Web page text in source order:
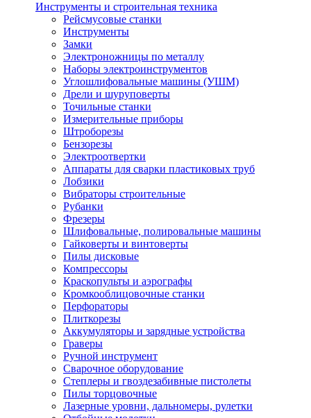
Инструменты и строительная техника
Рейсмусовые станки
Инструменты
Замки
Электроножницы по металлу
Наборы электроинструментов
Углошлифовальные машины (УШМ)
Дрели и шуруповерты
Точильные станки
Измерительные приборы
Штроборезы
Бензорезы
Электроотвертки
Аппараты для сварки пластиковых труб
Лобзики
Вибраторы строительные
Рубанки
Фрезеры
Шлифовальные, полировальные машины
Гайковерты и винтоверты
Пилы дисковые
Компрессоры
Краскопульты и аэрографы
Кромкооблицовочные станки
Перфораторы
Плиткорезы
Аккумуляторы и зарядные устройства
Граверы
Ручной инструмент
Сварочное оборудование
Степлеры и гвоздезабивные пистолеты
Пилы торцовочные
Лазерные уровни, дальномеры, рулетки